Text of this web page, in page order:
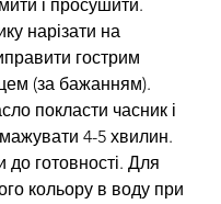
і просушити.
нарізати на
гострим
(за бажанням).
покласти часник і
4-5 хвилин.
до готовності. Для
кольору в воду при